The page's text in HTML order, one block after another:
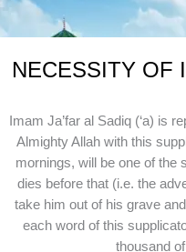
NECESSITY OF
Imam Ja’far al Sadiq (‘a) is
Almighty Allah with this
mornings, will be one of the
dies before that (i.e. the
take him out of his grave
each word of this
thousand